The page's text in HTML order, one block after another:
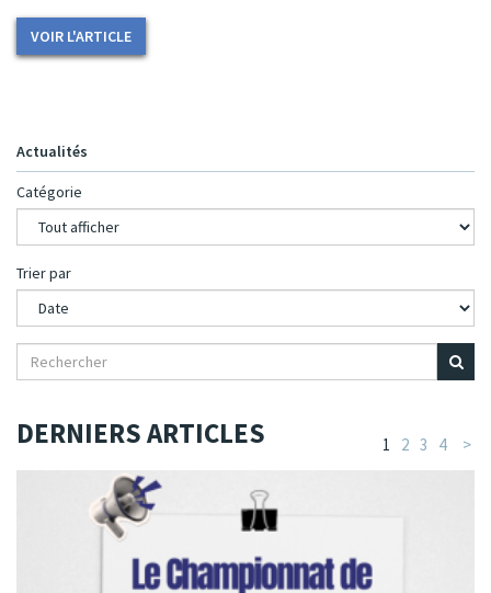
VOIR L'ARTICLE
Actualités
Catégorie
Trier par
DERNIERS ARTICLES 1 2 3 4 >